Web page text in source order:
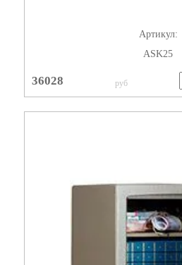
Артикул:
ASK25
36028 руб